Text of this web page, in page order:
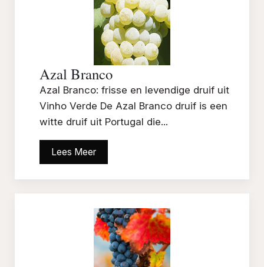
Azal Branco
Azal Branco: frisse en levendige druif uit
Vinho Verde De Azal Branco druif is een
witte druif uit Portugal die...
Lees Meer